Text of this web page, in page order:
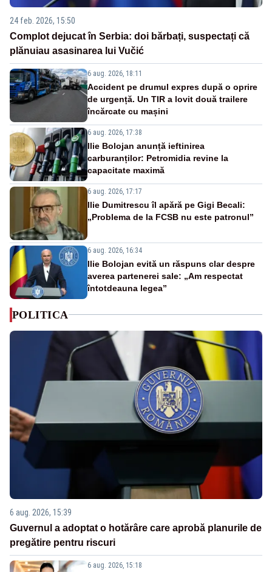
24 feb. 2026, 15:50
Complot dejucat în Serbia: doi bărbați, suspectați că
plănuiau asasinarea lui Vučić
6 aug. 2026, 18:11
Accident pe drumul expres după o oprire
de urgență. Un TIR a lovit două trailere
încărcate cu mașini
6 aug. 2026, 17:38
Ilie Bolojan anunță ieftinirea
carburanților: Petromidia revine la
capacitate maximă
6 aug. 2026, 17:17
Ilie Dumitrescu îl apără pe Gigi Becali:
„Problema de la FCSB nu este patronul”
6 aug. 2026, 16:34
Ilie Bolojan evită un răspuns clar despre
averea partenerei sale: „Am respectat
întotdeauna legea”
POLITICA
6 aug. 2026, 15:39
Guvernul a adoptat o hotărâre care aprobă planurile de
pregătire pentru riscuri
6 aug. 2026, 15:18